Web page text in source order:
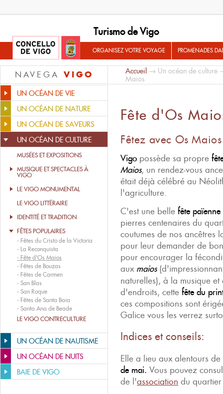
Turismo de Vigo
ORGANISEZ VOTRE VOYAGE PROMENADES
NAVEGA VIGO
UN OCÉAN DE VIE
UN OCÉAN DE NATURE
UN OCÉAN DE SAVEURS
UN OCÉAN DE CULTURE
MUSÉES ET EXPOSITIONS
MUSIQUE ET SPECTACLES À
VIGO
LE VIGO MONUMENTAL
LE VIGO LITTÉRAIRE
IDENTITÉ ET TRADITION
FÊTES POPULAIRES
- Fêtes du Cristo de la Victoria
- La Reconquista
- Fête d'Os Maios
- Fêtes de Bouzas
- Fêtes de Carmen
- San Blas
- San Roque
- Fêtes de Santa Baia
- Santa Ana de Beade
LE VIGO CONTRECULTURE
UN OCÉAN DE NAUTISME
UN OCÉAN DE NUITS
BAIE DE VIGO
Accueil → Un océan de culture
Maios
Fête d'Os
Fêtez avec Os
Vigo possède sa propre
Maios, un rendez-vous
était déjà célébré au
l'agriculture.
C'est une belle fête païenne
pierres centenaires du
coutumes de nos ancêtres
pour leur demander de
pour encourager la
aux maios
naturelles), à la musique
d'endroits, cette fête du
ces compositions sont
Galice vous les verrez
Indices et conseils:
Elle a lieu aux alentours
de mai. Vous pouvez
de l'association du